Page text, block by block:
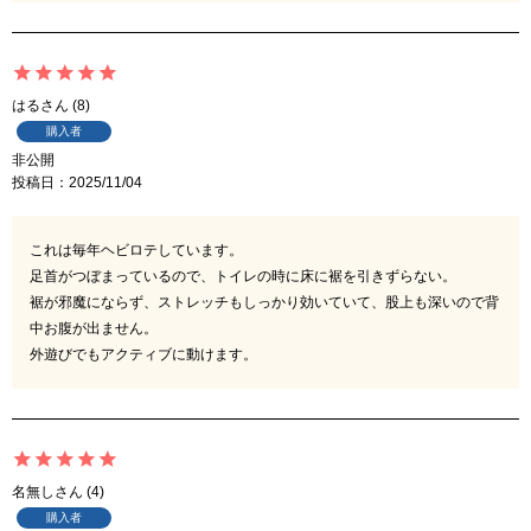
はる 8
購入者
非公開
投稿日
2025/11/04
これは毎年ヘビロテしています。
足首がつぼまっているので、トイレの時に床に裾を引きずらない。
裾が邪魔にならず、ストレッチもしっかり効いていて、股上も深いので背
中お腹が出ません。
外遊びでもアクティブに動けます。
名無し 4
購入者